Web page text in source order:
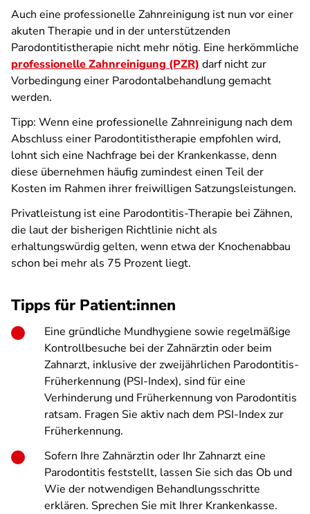
Auch eine professionelle Zahnreinigung ist nun vor einer
akuten Therapie und in der unterstützenden
Parodontitistherapie nicht mehr nötig. Eine herkömmliche
professionelle Zahnreinigung (PZR) darf nicht zur
Vorbedingung einer Parodontalbehandlung gemacht
werden.
Tipp: Wenn eine professionelle Zahnreinigung nach dem
Abschluss einer Parodontitistherapie empfohlen wird,
lohnt sich eine Nachfrage bei der Krankenkasse, denn
diese übernehmen häufig zumindest einen Teil der
Kosten im Rahmen ihrer freiwilligen Satzungsleistungen.
Privatleistung ist eine Parodontitis-Therapie bei Zähnen,
die laut der bisherigen Richtlinie nicht als
erhaltungswürdig gelten, wenn etwa der Knochenabbau
schon bei mehr als 75 Prozent liegt.
Tipps für Patient:innen
Eine gründliche Mundhygiene sowie regelmäßige
Kontrollbesuche bei der Zahnärztin oder beim
Zahnarzt, inklusive der zweijährlichen Parodontitis-
Früherkennung (PSI-Index), sind für eine
Verhinderung und Früherkennung von Parodontitis
ratsam. Fragen Sie aktiv nach dem PSI-Index zur
Früherkennung.
Sofern Ihre Zahnärztin oder Ihr Zahnarzt eine
Parodontitis feststellt, lassen Sie sich das Ob und
Wie der notwendigen Behandlungsschritte
erklären. Sprechen Sie mit Ihrer Krankenkasse.